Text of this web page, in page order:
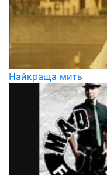
Найкраща мить